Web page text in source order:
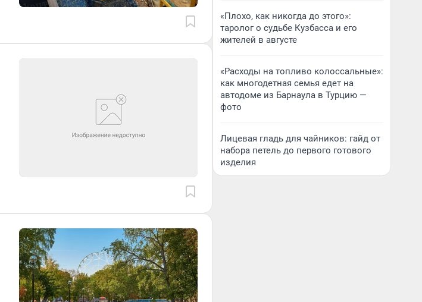
«Плохо, как никогда до этого»:
таролог о судьбе Кузбасса и его
жителей в августе
«Расходы на топливо колоссальные»:
как многодетная семья едет на
автодоме из Барнаула в Турцию —
фото
Лицевая гладь для чайников: гайд от
набора петель до первого готового
изделия